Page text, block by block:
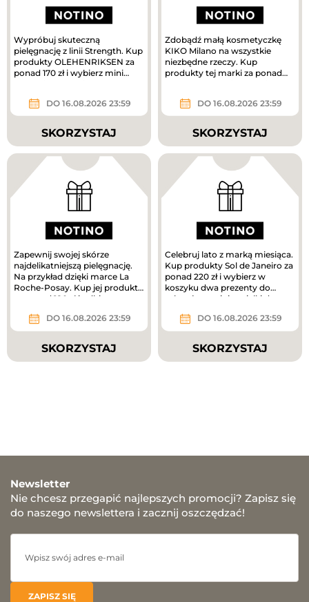
Wypróbuj skuteczną
pielęgnację z linii Strength. Kup
produkty OLEHENRIKSEN za
ponad 170 zł i wybierz mini
DO 16.08.2026 23:59
SKORZYSTAJ
Zdobądź małą kosmetyczkę
KIKO Milano na wszystkie
niezbędne rzeczy. Kup
produkty tej marki za ponad
DO 16.08.2026 23:59
SKORZYSTAJ
Zapewnij swojej skórze
najdelikatniejszą pielęgnację.
Na przykład dzięki marce La
Roche-Posay. Kup jej produkty
za ponad 180 zł i odbierz...
DO 16.08.2026 23:59
SKORZYSTAJ
Celebruj lato z marką miesiąca.
Kup produkty Sol de Janeiro za
ponad 220 zł i wybierz w
koszyku dwa prezenty do
zakupów – mini mgiełki do...
DO 16.08.2026 23:59
SKORZYSTAJ
Newsletter
Nie chcesz przegapić najlepszych promocji? Zapisz się
do naszego newslettera i zacznij oszczędzać!